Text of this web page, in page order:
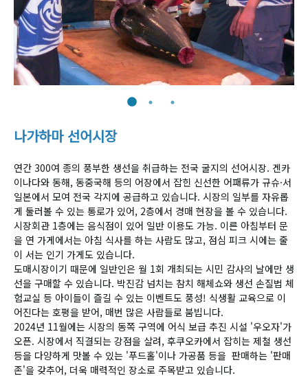
나가하마 선어시장
연간 300여 종의 풍부한 생선을 취급하는 전국 굴지의 선어시장. 겐카
이나다와 동해, 동중국해 등의 어장에서 잡힌 신선한 어패류가 규슈·서
일본에서 모여 전국 각지에 공급하고 있습니다. 시장의 일부를 자유롭
게 둘러볼 수 있는 통로가 있어, 2층에서 경매 현장을 볼 수 있습니다.
시장회관 1층에는 음식점이 있어 일반 이용도 가능. 이른 아침부터 문
을 연 가게에서는 아침 식사를 하는 사람도 많고, 점심 피크 시에는 줄
이 서는 인기 가게도 있습니다.
도매시장이기 때문에 일반인은 월 1회 개최되는 시민 감사의 날에만 생
선을 구매할 수 있습니다. 박진감 넘치는 참치 해체쇼와 생선 손질법 체
험교실 등 아이들이 즐길 수 있는 이벤트도 풍성! 식생활 교육으로 이
어진다는 호평을 받어, 매번 많은 사람들로 붐빕니다.
2024년 11월에는 시장의 동쪽 구역에 어식 보급 추진 시설 '우오자'가
오픈. 시장에서 직결되는 강점을 살려, 후쿠오카에서 잡히는 제철 생선
등을 다양하게 맛볼 수 있는 '푸드홀'이나 가공품 등을 판매하는 '판매
존'을 갖추어, 더욱 매력적인 장소로 주목받고 있습니다.